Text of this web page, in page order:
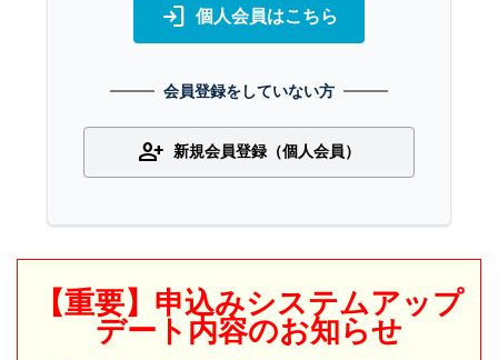
login 個人会員はこちら
会員登録をしていない方
person_add 新規会員登録（個人会員）
【重要】申込みシステムアップ
デート内容のお知らせ